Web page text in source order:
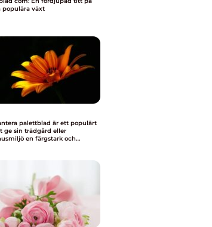
populära växt
palettblad är ett populärt
ge sin trädgård eller
en färgstark och